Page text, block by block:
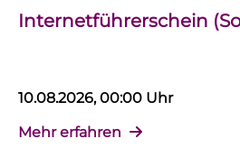
Internetführerschein
10.08.2026, 00:00 Uhr
Mehr erfahren